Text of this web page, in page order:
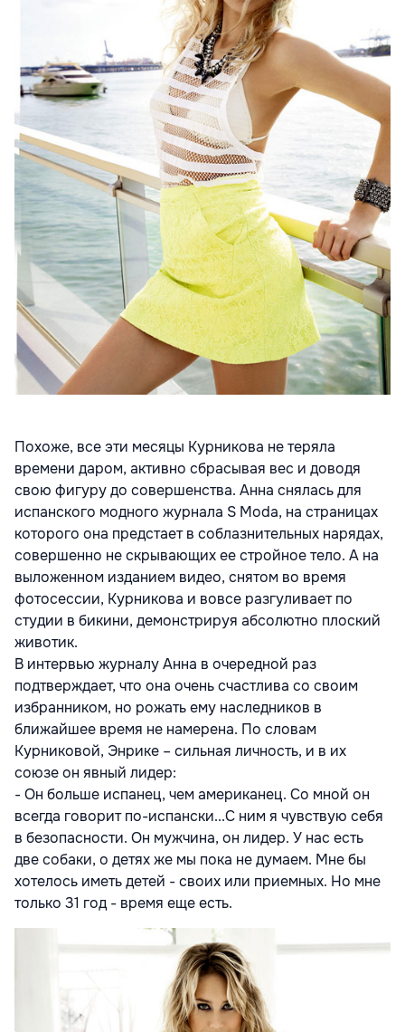
Похоже, все эти месяцы Курникова не теряла
времени даром, активно сбрасывая вес и доводя
свою фигуру до совершенства. Анна снялась для
испанского модного журнала S Moda, на страницах
которого она предстает в соблазнительных нарядах,
совершенно не скрывающих ее стройное тело. А на
выложенном изданием видео, снятом во время
фотосессии, Курникова и вовсе разгуливает по
студии в бикини, демонстрируя абсолютно плоский
животик.
В интервью журналу Анна в очередной раз
подтверждает, что она очень счастлива со своим
избранником, но рожать ему наследников в
ближайшее время не намерена. По словам
Курниковой, Энрике – сильная личность, и в их
союзе он явный лидер:
- Он больше испанец, чем американец. Со мной он
всегда говорит по-испански...С ним я чувствую себя
в безопасности. Он мужчина, он лидер. У нас есть
две собаки, о детях же мы пока не думаем. Мне бы
хотелось иметь детей - своих или приемных. Но мне
только 31 год - время еще есть.